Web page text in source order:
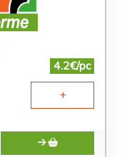
4.2€/pc
+